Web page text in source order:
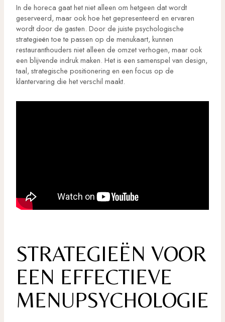
In de horeca gaat het niet alleen om hetgeen dat wordt
geserveerd, maar ook hoe het gepresenteerd en ervaren
wordt door de gasten. Door de juiste psychologische
strategieën toe te passen op de menukaart, kunnen
restauranthouders niet alleen de omzet verhogen, maar ook
een blijvende indruk maken. Het is een samenspel van design,
taal, strategische positionering en een focus op de
klantervaring die het verschil maakt.
STRATEGIEËN VOOR
EEN EFFECTIEVE
MENUPSYCHOLOGIE